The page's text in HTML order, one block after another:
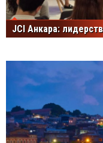
JCI Анкара: